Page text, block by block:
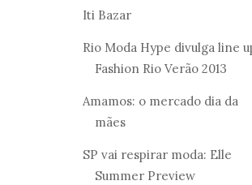
Iti Bazar
Rio Moda Hype divulga line
Fashion Rio Verão 2013
Amamos: o mercado dia da
mães
SP vai respirar moda: Elle
Summer Preview